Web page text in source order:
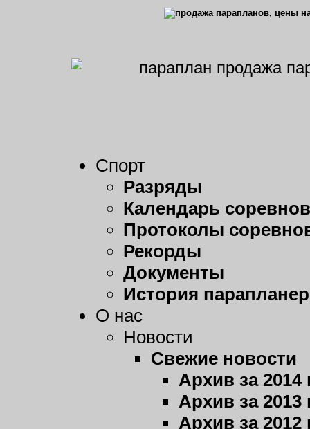
Спорт
Разряды
Календарь
Протоколы
Рекорды
Документы
История
О нас
Новости
Свежие новости
Архив за 2014
Архив за 2013
Архив за 2012